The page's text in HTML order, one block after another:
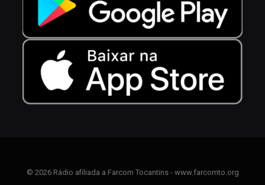
© 2026 Rádio afiliada a Farcom Tocantins - www.farcomto.org